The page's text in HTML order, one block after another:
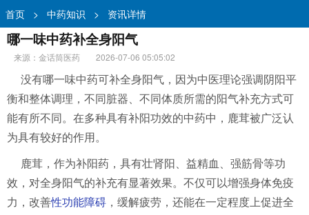
首页 > 中药知识 > 资讯详情
哪一味中药补全身阳气
来源：金话筒医药
2026-07-06 05:05:02
没有哪一味中药可补全身阳气，因为中医理论强调阴阳平
衡和整体调理，不同脏器、不同体质所需的阳气补充方式可
能有所不同。在多种具有补阳功效的中药中，鹿茸被广泛认
为具有较好的作用。
鹿茸，作为补阳药，具有壮肾阳、益精血、强筋骨等功
效，对全身阳气的补充有显著效果。不仅可以增强身体免疫
力，改善性功能障碍 ，缓解疲劳，还能在一定程度上促进全